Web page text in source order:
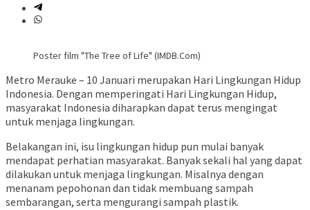
Poster film "The Tree of Life" (IMDB.Com)
Metro Merauke – 10 Januari merupakan Hari Lingkungan Hidup
Indonesia. Dengan memperingati Hari Lingkungan Hidup,
masyarakat Indonesia diharapkan dapat terus mengingat
untuk menjaga lingkungan.
Belakangan ini, isu lingkungan hidup pun mulai banyak
mendapat perhatian masyarakat. Banyak sekali hal yang dapat
dilakukan untuk menjaga lingkungan. Misalnya dengan
menanam pepohonan dan tidak membuang sampah
sembarangan, serta mengurangi sampah plastik.